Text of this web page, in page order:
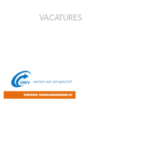
VACATURES